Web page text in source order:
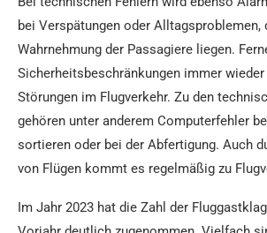
bei Verspätungen oder Alltagsproblemen,
Wahrnehmung der Passagiere liegen.
Sicherheitsbeschränkungen immer wieder
Störungen im Flugverkehr. Zu den
gehören unter anderem Computerfehler
sortieren oder bei der Abfertigung. Auch
von Flügen kommt es regelmäßig zu
Im Jahr 2023 hat die Zahl der